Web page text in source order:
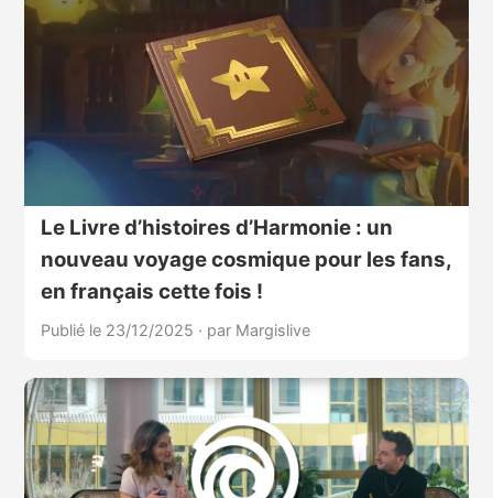
Le Livre d’histoires d’Harmonie : un
nouveau voyage cosmique pour les fans,
en français cette fois !
Publié le 23/12/2025 · par Margislive